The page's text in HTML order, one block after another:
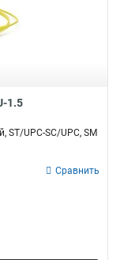
1.5
ST/UPC-SC/UPC, SM
Сравнить